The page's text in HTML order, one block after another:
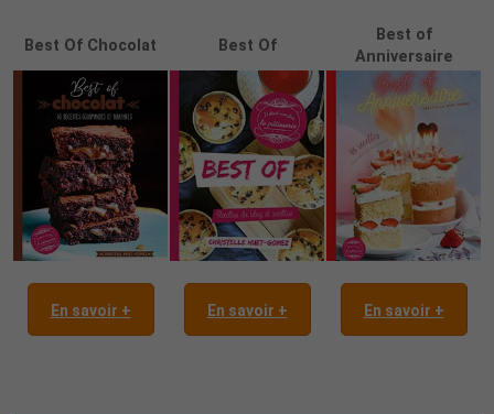
Best Of Chocolat Best Of
Best of
Anniversaire
En savoir + En savoir + En savoir +